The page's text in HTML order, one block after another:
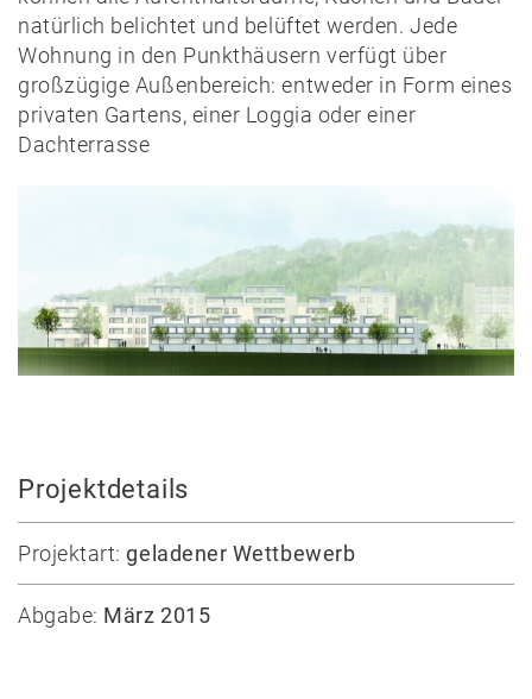
Auswahl
Privat
Öffentlich
Holzbau
Umbau
Alle
Projekte
Team
Vorträge
natürlich belichtet und belüftet werden. Jede
Wohnung in den Punkthäusern verfügt über
großzügige Außenbereich: entweder in Form eines
privaten Gartens, einer Loggia oder einer
Dachterrasse
Projektdetails
Projektart: geladener Wettbewerb
Abgabe: März 2015